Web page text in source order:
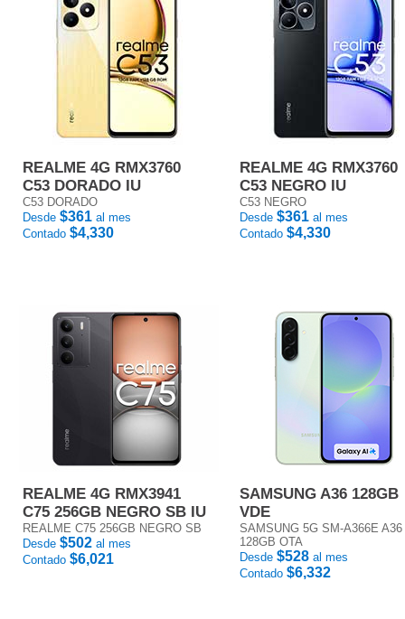
REALME 4G RMX3760
C53 DORADO IU
C53 DORADO
Desde $361 al mes
Contado $4,330
REALME 4G RMX3760
C53 NEGRO IU
C53 NEGRO
Desde $361 al mes
Contado $4,330
REALME 4G RMX3941
C75 256GB NEGRO SB IU
REALME C75 256GB NEGRO SB
Desde $502 al mes
Contado $6,021
SAMSUNG A36 128GB
VDE
SAMSUNG 5G SM-A366E A36
128GB OTA
Desde $528 al mes
Contado $6,332